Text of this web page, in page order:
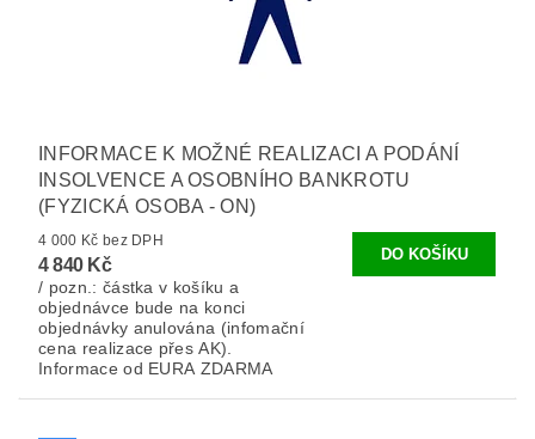
INFORMACE K MOŽNÉ REALIZACI A PODÁNÍ
INSOLVENCE A OSOBNÍHO BANKROTU
(FYZICKÁ OSOBA - ON)
4 000 Kč bez DPH
4 840 Kč
/ pozn.: částka v košíku a
objednávce bude na konci
objednávky anulována (infomační
cena realizace přes AK).
Informace od EURA ZDARMA